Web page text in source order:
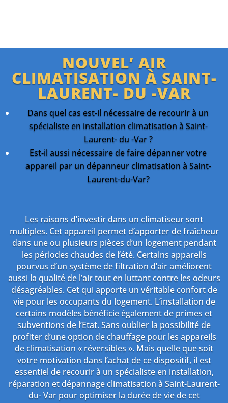
NOUVEL’ AIR
CLIMATISATION À SAINT-
LAURENT- DU -VAR
Dans quel cas est-il nécessaire de recourir à un
spécialiste en installation climatisation à Saint-
Laurent- du -Var ?
Est-il aussi nécessaire de faire dépanner votre
appareil par un dépanneur climatisation à Saint-
Laurent-du-Var?
Les raisons d’investir dans un climatiseur sont
multiples. Cet appareil permet d’apporter de fraîcheur
dans une ou plusieurs pièces d’un logement pendant
les périodes chaudes de l’été. Certains appareils
pourvus d’un système de filtration d’air améliorent
aussi la qualité de l’air tout en luttant contre les odeurs
désagréables. Cet qui apporte un véritable confort de
vie pour les occupants du logement. L’installation de
certains modèles bénéficie également de primes et
subventions de l’Etat. Sans oublier la possibilité de
profiter d’une option de chauffage pour les appareils
de climatisation « réversibles ». Mais quelle que soit
votre motivation dans l’achat de ce dispositif, il est
essentiel de recourir à un spécialiste en installation,
réparation et dépannage climatisation à Saint-Laurent-
du- Var pour optimiser la durée de vie de cet